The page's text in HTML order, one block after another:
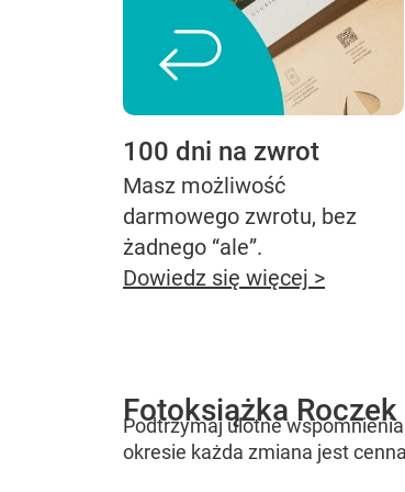
100 dni na zwrot
Masz możliwość
darmowego zwrotu, bez
żadnego “ale”.
Dowiedz się więcej >
Fotoksiążka
Podtrzymaj ulotne
okresie każda zmiana jest